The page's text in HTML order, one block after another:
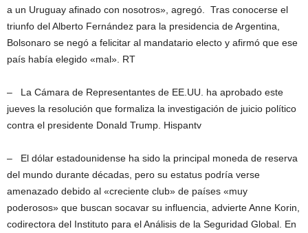
a un Uruguay afinado con nosotros», agregó. Tras conocerse el
triunfo del Alberto Fernández para la presidencia de Argentina,
Bolsonaro se negó a felicitar al mandatario electo y afirmó que ese
país había elegido «mal». RT
– La Cámara de Representantes de EE.UU. ha aprobado este
jueves la resolución que formaliza la investigación de juicio político
contra el presidente Donald Trump. Hispantv
– El dólar estadounidense ha sido la principal moneda de reserva
del mundo durante décadas, pero su estatus podría verse
amenazado debido al «creciente club» de países «muy
poderosos» que buscan socavar su influencia, advierte Anne Korin,
codirectora del Instituto para el Análisis de la Seguridad Global. En